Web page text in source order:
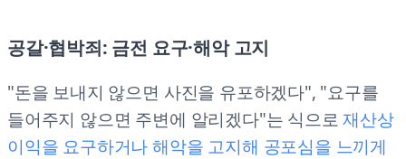
공갈·협박죄: 금전 요구·해악 고지
"돈을 보내지 않으면 사진을 유포하겠다", "요구를
들어주지 않으면 주변에 알리겠다"는 식으로재산상
이익을 요구하거나 해악을 고지해 공포심을 느끼게